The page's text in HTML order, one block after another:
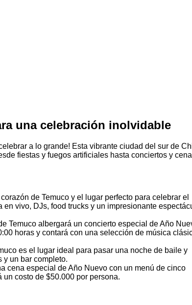
una celebración inolvidable
a lo grande! Esta vibrante ciudad del sur de
fiestas y fuegos artificiales hasta conciertos y
de Temuco y el lugar perfecto para celebrar el
vivo, DJs, food trucks y un impresionante
Temuco albergará un concierto especial de Año
horas y contará con una selección de música
es el lugar ideal para pasar una noche de baile y
y un bar completo.
cena especial de Año Nuevo con un menú de cinco
costo de $50.000 por persona.